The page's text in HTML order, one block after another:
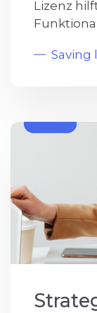
Lizenz
Saving